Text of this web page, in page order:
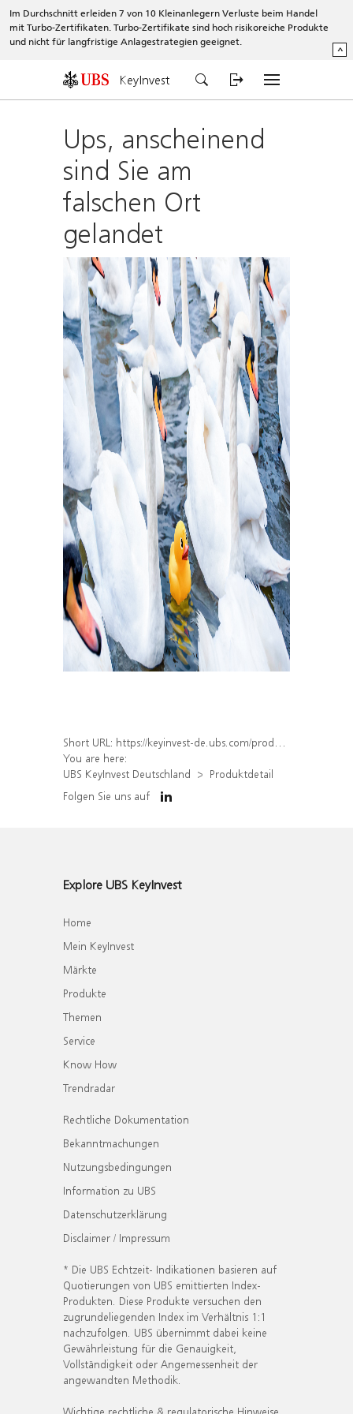
Im Durchschnitt erleiden 7 von 10 Kleinanlegern Verluste beim Handel
mit Turbo-Zertifikaten. Turbo-Zertifikate sind hoch risikoreiche Produkte
und nicht für langfristige Anlagestrategien geeignet.
^
KeyInvest
Ups, anscheinend
sind Sie am
falschen Ort
gelandet
Short URL: https://keyinvest-de.ubs.com/produkt/detail/index/isin/DE000WA8S7N8
You are here:
UBS KeyInvest Deutschland
Produktdetail
Folgen Sie uns auf
Explore UBS KeyInvest
Home
Mein KeyInvest
Märkte
Produkte
Themen
Service
Know How
Trendradar
Rechtliche Dokumentation
Bekanntmachungen
Nutzungsbedingungen
Information zu UBS
Datenschutzerklärung
Disclaimer / Impressum
* Die UBS Echtzeit- Indikationen basieren auf
Quotierungen von UBS emittierten Index-
Produkten. Diese Produkte versuchen den
zugrundeliegenden Index im Verhältnis 1:1
nachzufolgen. UBS übernimmt dabei keine
Gewährleistung für die Genauigkeit,
Vollständigkeit oder Angemessenheit der
angewandten Methodik.